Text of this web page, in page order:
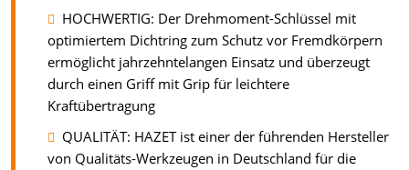
HOCHWERTIG: Der Drehmoment-Schlüssel mit
optimiertem Dichtring zum Schutz vor Fremdkörpern
ermöglicht jahrzehntelangen Einsatz und überzeugt
durch einen Griff mit Grip für leichtere
Kraftübertragung
QUALITÄT: HAZET ist einer der führenden Hersteller
von Qualitäts-Werkzeugen in Deutschland für die